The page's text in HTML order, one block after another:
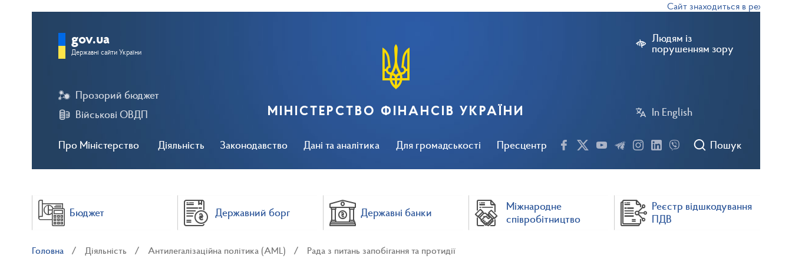
Сайт знаходиться в режимі
Людям із
порушенням зору
In English
Про Міністерство Діяльність Законодавство Дані та аналітика Для громадськості Пресцентр
Прозорий бюджет
Військові ОВДП
Пошук
gov.ua
Державні сайти України
МІНІСТЕРСТВО ФІНАНСІВ УКРАЇНИ
Бюджет Державний борг Державні банки
Міжнародне
співробітництво
Реєстр відшкодування
ПДВ
Головна Діяльність Антилегалізаційна політика (AML) Рада з питань запобігання та протидії